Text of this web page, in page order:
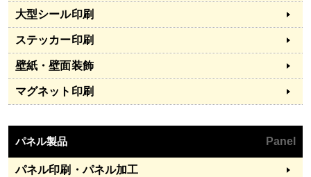
大型シール印刷
ステッカー印刷
壁紙・壁面装飾
マグネット印刷
パネル製品 Panel
パネル印刷・パネル加工